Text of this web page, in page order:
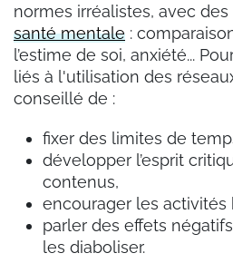
normes irréalistes, avec
santé mentale :
l’estime de soi, anxiété...
liés à l'utilisation des
conseillé de :
fixer des limites de
développer l’esprit
contenus,
encourager les activités
parler des effets
les diaboliser.